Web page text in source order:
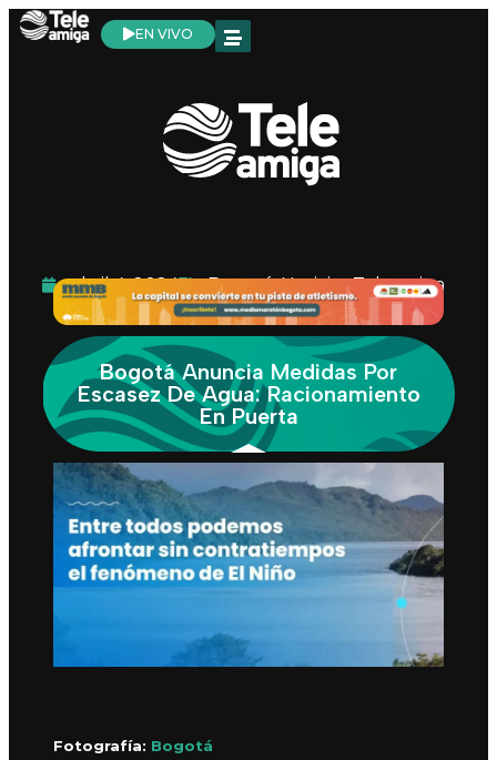
EN VIVO
abril 4, 2024 Bogotá,Noticias Teleamiga
Bogotá Anuncia Medidas Por
Escasez De Agua: Racionamiento
En Puerta
Fotografía: Bogotá